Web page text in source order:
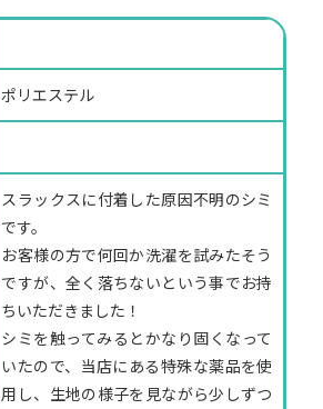
ポリエステル
スラックスに付着した原因不明のシミ
です。
お客様の方で何回か洗濯を試みたそう
ですが、全く落ちないという事でお持
ちいただきました！
シミを触ってみるとかなり固くなって
いたので、当店にある特殊な薬品を使
用し、生地の様子を見ながら少しずつ